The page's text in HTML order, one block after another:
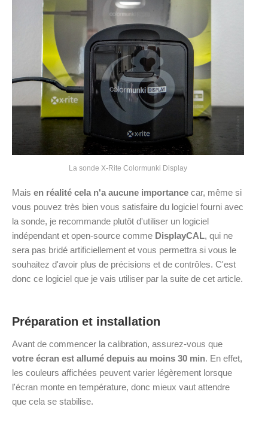
La sonde X-Rite Colormunki Display
Mais en réalité cela n'a aucune importance car, même si
vous pouvez très bien vous satisfaire du logiciel fourni avec
la sonde, je recommande plutôt d'utiliser un logiciel
indépendant et open-source comme DisplayCAL, qui ne
sera pas bridé artificiellement et vous permettra si vous le
souhaitez d'avoir plus de précisions et de contrôles. C'est
donc ce logiciel que je vais utiliser par la suite de cet article.
Préparation et installation
Avant de commencer la calibration, assurez-vous que
votre écran est allumé depuis au moins 30 min. En effet,
les couleurs affichées peuvent varier légèrement lorsque
l'écran monte en température, donc mieux vaut attendre
que cela se stabilise.